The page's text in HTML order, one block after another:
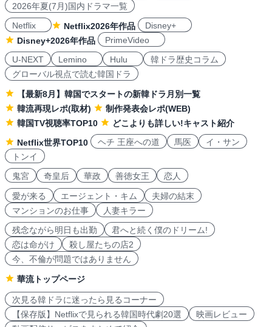
2026年夏(7月)国内ドラマ一覧
Netflix
Netflix2026年作品
Disney+
Disney+2026年作品
PrimeVideo
U-NEXT
Lemino Hulu
韓ドラ歴史コラム
グローバル視点で読む韓国ドラ
【最新8月】韓国でスタートの新韓ドラ月別一覧
韓流再現レポ(取材)
制作発表会レポ(WEB)
韓国TV視聴率TOP10
どこよりも詳しい!キャスト紹介
Netflix世界TOP10
ヘチ 王座への道 馬医
イ・サン
トンイ
鬼宮
奇皇后 華政 善徳女王 恋人
愛が来る エージェント・キム
夫婦の結末
マンションのお仕事
人妻キラー
残念ながら明日も出勤
君へと続く僕のドリーム!
恋は命がけ
殺し屋たちの店2
今、不倫が問題ではありません
華流トップページ
次見る韓ドラに迷ったら見るコーナー
【保存版】Netflixで見られる韓国時代劇20選
映画レビュー